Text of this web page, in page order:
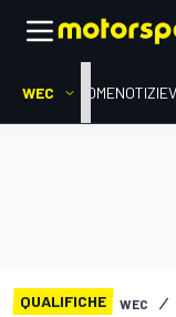
WEC HOMENOTIZIE
QUALIFICHE WEC